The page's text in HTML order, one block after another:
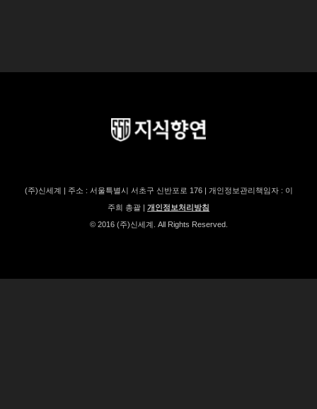
(주)신세계 | 주소 : 서울특별시 서초구 신반포로 176 | 개인정보관리책임자 : 이
주희 총괄 | 개인정보처리방침